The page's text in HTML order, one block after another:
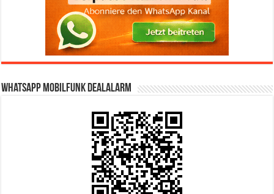
WhatsApp Mobilfunk DealAlarm